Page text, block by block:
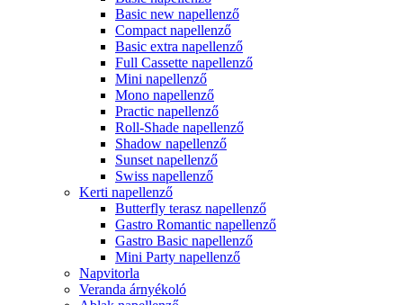
Basic new napellenző
Compact napellenző
Basic extra napellenző
Full Cassette napellenző
Mini napellenző
Mono napellenző
Practic napellenző
Roll-Shade napellenző
Shadow napellenző
Sunset napellenző
Swiss napellenző
Kerti napellenző
Butterfly terasz napellenző
Gastro Romantic napellenző
Gastro Basic napellenző
Mini Party napellenző
Napvitorla
Veranda árnyékoló